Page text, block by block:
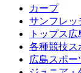
カープ
サンフレッ
トップス広
各種競技ス
広島スポー